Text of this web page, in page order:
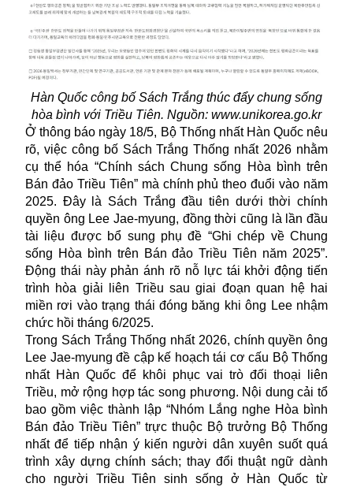
Hàn Quốc công bố Sách Trắng thúc đẩy chung sống
hòa bình với Triều Tiên. Nguồn: www.unikorea.go.kr
Ở thông báo ngày 18/5, Bộ Thống nhất Hàn Quốc nêu
rõ, việc công bố Sách Trắng Thống nhất 2026 nhằm
cụ thể hóa “Chính sách Chung sống Hòa bình trên
Bán đảo Triều Tiên” mà chính phủ theo đuổi vào năm
2025. Đây là Sách Trắng đầu tiên dưới thời chính
quyền ông Lee Jae-myung, đồng thời cũng là lần đầu
tài liệu được bổ sung phụ đề “Ghi chép về Chung
sống Hòa bình trên Bán đảo Triều Tiên năm 2025”.
Động thái này phản ánh rõ nỗ lực tái khởi động tiến
trình hòa giải liên Triều sau giai đoạn quan hệ hai
miền rơi vào trạng thái đóng băng khi ông Lee nhậm
chức hồi tháng 6/2025.
Trong Sách Trắng Thống nhất 2026, chính quyền ông
Lee Jae-myung đề cập kế hoạch tái cơ cấu Bộ Thống
nhất Hàn Quốc để khôi phục vai trò đối thoại liên
Triều, mở rộng hợp tác song phương. Nội dung cải tổ
bao gồm việc thành lập “Nhóm Lắng nghe Hòa bình
Bán đảo Triều Tiên” trực thuộc Bộ trưởng Bộ Thống
nhất để tiếp nhận ý kiến người dân xuyên suốt quá
trình xây dựng chính sách; thay đổi thuật ngữ dành
cho người Triều Tiên sinh sống ở Hàn Quốc từ